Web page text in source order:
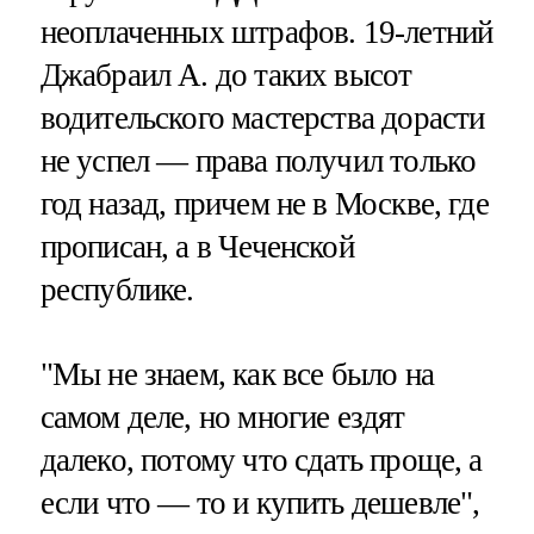
неоплаченных штрафов. 19-летний
Джабраил А. до таких высот
водительского мастерства дорасти
не успел — права получил только
год назад, причем не в Москве, где
прописан, а в Чеченской
республике.
"Мы не знаем, как все было на
самом деле, но многие ездят
далеко, потому что сдать проще, а
если что — то и купить дешевле",